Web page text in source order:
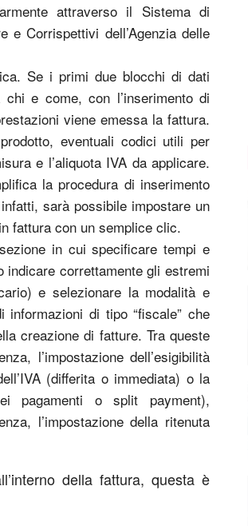
attraverso il Sistema di
e Corrispettivi dell’Agenzia delle
Se i primi due blocchi di dati
e come, con l’inserimento di
viene emessa la fattura.
eventuali codici utili per
e l’aliquota IVA da applicare.
la procedura di inserimento
sarà possibile impostare un
fattura con un semplice clic.
in cui specificare tempi e
indicare correttamente gli estremi
e selezionare la modalità e
di tipo “fiscale” che
creazione di fatture. Tra queste
l’impostazione dell’esigibilità
(differita o immediata) o la
pagamenti o split payment),
l’impostazione della ritenuta
della fattura, questa è